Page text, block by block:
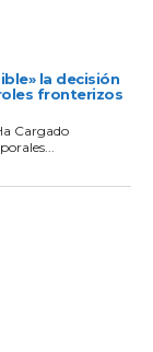
la decisión
fronterizos
Cargado